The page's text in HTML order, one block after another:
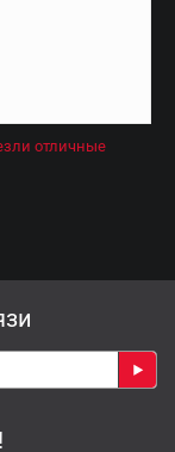
отличные